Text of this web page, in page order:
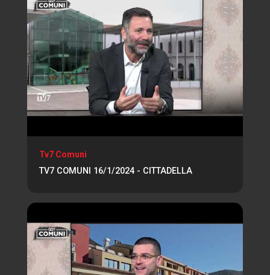
Tv7 Comuni
TV7 COMUNI 16/1/2024 - CITTADELLA